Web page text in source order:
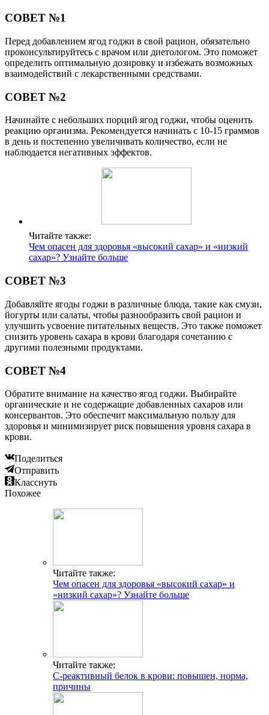
СОВЕТ №1
Перед добавлением ягод годжи в свой рацион, обязательно
проконсультируйтесь с врачом или диетологом. Это поможет
определить оптимальную дозировку и избежать возможных
взаимодействий с лекарственными средствами.
СОВЕТ №2
Начинайте с небольших порций ягод годжи, чтобы оценить
реакцию организма. Рекомендуется начинать с 10-15 граммов
в день и постепенно увеличивать количество, если не
наблюдается негативных эффектов.
Читайте также:
Чем опасен для здоровья «высокий сахар» и «низкий
сахар»? Узнайте больше
СОВЕТ №3
Добавляйте ягоды годжи в различные блюда, такие как смузи,
йогурты или салаты, чтобы разнообразить свой рацион и
улучшить усвоение питательных веществ. Это также поможет
снизить уровень сахара в крови благодаря сочетанию с
другими полезными продуктами.
СОВЕТ №4
Обратите внимание на качество ягод годжи. Выбирайте
органические и не содержащие добавленных сахаров или
консервантов. Это обеспечит максимальную пользу для
здоровья и минимизирует риск повышения уровня сахара в
крови.
Поделиться
Отправить
Класснуть
Похожее
Читайте также:
Чем опасен для здоровья «высокий сахар» и
«низкий сахар»? Узнайте больше
Читайте также:
С-реактивный белок в крови: повышен, норма,
причины